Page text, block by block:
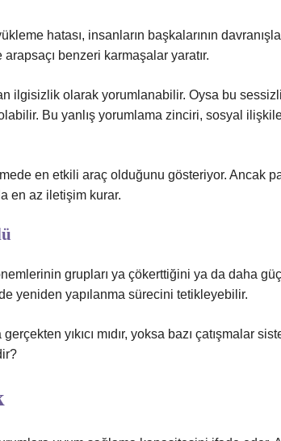
hatası, insanların başkalarının
benzeri karmaşalar yaratır.
ilgisizlik olarak yorumlanabilir. Oysa bu
Bu yanlış yorumlama zinciri, sosyal
en etkili araç olduğunu gösteriyor. Ancak
en az iletişim kurar.
grupları ya çökerttiğini ya da daha
yeniden yapılanma sürecini tetikleyebilir.
yıkıcı mıdır, yoksa bazı çatışmalar